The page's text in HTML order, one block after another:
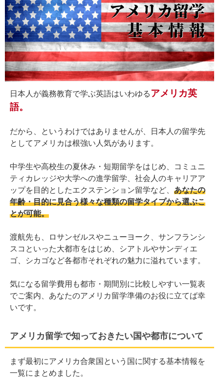
生活に費用なお金、ケガや病気、事故などの救急
時について
アメリカ留学中の生活で必要となる費用の相場を知る
万が一のとき頼りになる海外旅行（留学）傷害保険
電子渡航認証ESTAと学生ビザ、そのルール
アメリカ留学が90日未満、週18時間以下のレッスンなら
進学や集中して語学を学びたい場合、学生ビザ申請が必要
メ知識
ESTAで参加するアメリカ留学でおトクに航空券を購入す
る
学生ビザが必要な場合に注意すべきポイント
いざ出発準備、必要となる持ち物と便利アイテム
アメリカ留学で必ず準備する必要な持ち物チェックリスト
知っておいて損なし！アメリカ留学中におすすめアイテム
短期2週間から半年、1年間の長期、期間別の各都
市学校費用
4週間、約1か月ならどのくらいお金がかかるのか
約3か月・12週間は学生ビザが不要なギリギリの期間です
半年間（24週間）の長期アメリカ留学で必要となる学校
36週間・約9か月のアメリカ留学をするなら目標を決めて
おく
あなたはどこを選ぶ？アメリカ留学人気都市を紹
アメリカでも進学でも大人気、ロサンゼルス留学
ニューヨーク留学の魅力、世界屈指の大都市で学ぶ
3大都市の1つ、サンフランシスコ留学が人気の理由
アメリカ進学留学におすすめ、ワシントン州シアトル
日本人が義務教育で学ぶ英語はいわゆるアメリカ英
語。
だから、というわけではありませんが、日本人の留学先
としてアメリカは根強い人気があります。
中学生や高校生の夏休み・短期留学をはじめ、コミュニ
ティカレッジや大学への進学留学、社会人のキャリアア
ップを目的としたエクステンション留学など、 あなたの
年齢・目的に見合う様々な種類の留学タイプから選ぶこ
とが可能。
渡航先も、ロサンゼルスやニューヨーク、サンフランシ
スコといった大都市をはじめ、シアトルやサンディエ
ゴ、シカゴなど各都市それぞれの魅力に溢れています。
気になる留学費用も都市・期間別に比較しやすい一覧表
でご案内、あなたのアメリカ留学準備のお役に立てば幸
いです。
アメリカ留学で知っておきたい国や都市について
まず最初にアメリカ合衆国という国に関する基本情報を
一覧にまとめました。